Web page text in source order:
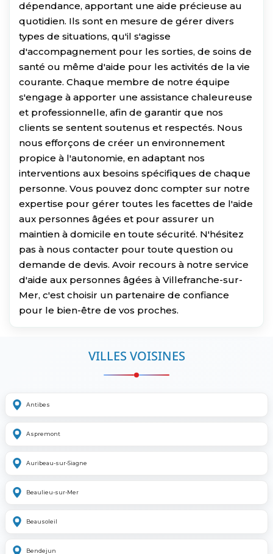
dépendance, apportant une aide précieuse au
quotidien. Ils sont en mesure de gérer divers
types de situations, qu'il s'agisse
d'accompagnement pour les sorties, de soins de
santé ou même d'aide pour les activités de la vie
courante. Chaque membre de notre équipe
s'engage à apporter une assistance chaleureuse
et professionnelle, afin de garantir que nos
clients se sentent soutenus et respectés. Nous
nous efforçons de créer un environnement
propice à l'autonomie, en adaptant nos
interventions aux besoins spécifiques de chaque
personne. Vous pouvez donc compter sur notre
expertise pour gérer toutes les facettes de l'aide
aux personnes âgées et pour assurer un
maintien à domicile en toute sécurité. N'hésitez
pas à nous contacter pour toute question ou
demande de devis. Avoir recours à notre service
d'aide aux personnes âgées à Villefranche-sur-
Mer, c'est choisir un partenaire de confiance
pour le bien-être de vos proches.
VILLES VOISINES
Antibes
Aspremont
Auribeau-sur-Siagne
Beaulieu-sur-Mer
Beausoleil
Bendejun